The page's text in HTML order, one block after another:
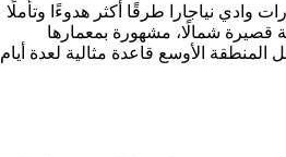
وادي نياجارا طرقًا أكثر هدوءًا وتأملًا
قصيرة شمالًا، مشهورة بمعمارها
الأوسع قاعدة مثالية لعدة أيام